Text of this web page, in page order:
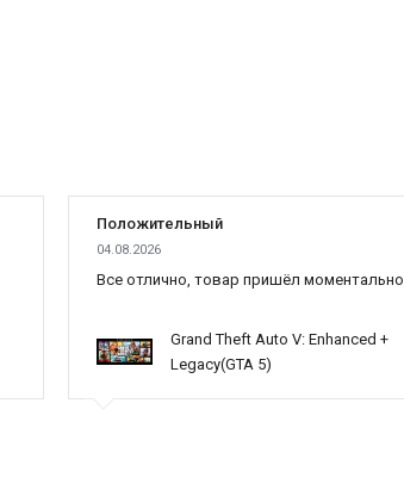
Положительный
04.08.2026
Все отлично, товар пришёл моментально.
Grand Theft Auto V: Enhanced +
Legacy(GTA 5)